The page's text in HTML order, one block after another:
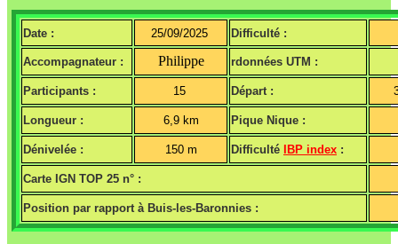
Date : 25/09/2025 Difficulté :
Accompagnateur : Philippe rdonnées UTM :
Participants : 15 Départ :
Longueur : 6,9 km Pique Nique :
Dénivelée : 150 m Difficulté IBP index :
Carte IGN TOP 25 n° :
Position par rapport à Buis-les-Baronnies :